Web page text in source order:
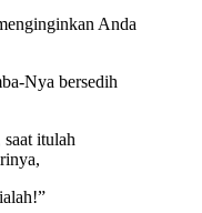
Anda
Nya bersedih
saat itulah